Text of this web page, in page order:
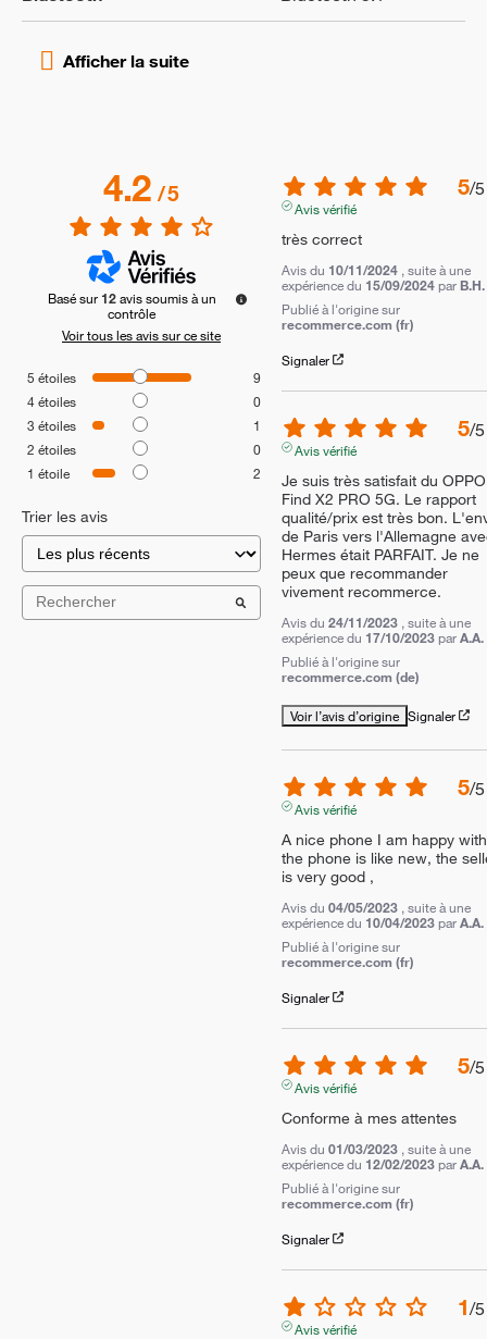
4.2/5
Basé sur 12 avis soumis à un
contrôle
Voir tous les avis sur ce site
5 étoiles
9
4étoiles
0
3 étoiles
1
2 étoiles
0
1 étoile 2
Trier les avis
5/5
Avis vérifié
très correct
Avis du 10/11/2024 , suite à une
expérience du 15/09/2024 par B.H.
Publié à l'origine sur
recommerce.com (fr)
Signaler
5/5
Avis vérifié
Je suis très satisfait du OPPO
Find X2 PRO 5G. Le rapport
qualité/prix est très bon.
de Paris vers l'Allemagne
Hermes était PARFAIT. Je ne
peux que recommander
vivement recommerce.
Avis du 24/11/2023 , suite à une
expérience du 17/10/2023 parA.A.
Publié à l'origine sur
recommerce.com (de)
Voir l’avis d’origine Signaler
5/5
Avis vérifié
A nice phone I am happy with
the phone is like new, the
is very good ,
Avis du 04/05/2023 , suite à une
expérience du 10/04/2023 parA.A.
Publié à l'origine sur
recommerce.com (fr)
Signaler
5/5
Avis vérifié
Conforme à mes attentes
Avis du 01/03/2023 , suite à une
expérience du 12/02/2023 parA.A.
Publié à l'origine sur
recommerce.com (fr)
Signaler
1/5
Avis vérifié